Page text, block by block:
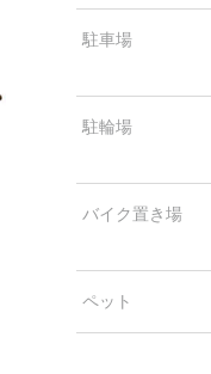
駐車場
駐輪場
バイク置き場
ペット